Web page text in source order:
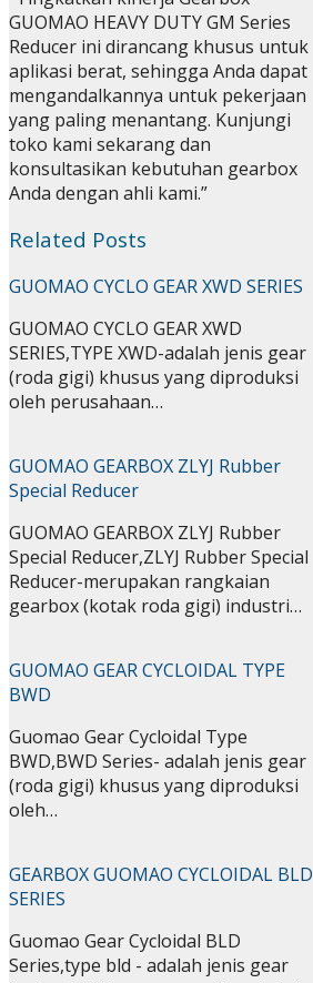
GUOMAO HEAVY DUTY GM Series
Reducer ini dirancang khusus untuk
aplikasi berat, sehingga Anda dapat
mengandalkannya untuk pekerjaan
yang paling menantang. Kunjungi
toko kami sekarang dan
konsultasikan kebutuhan gearbox
Anda dengan ahli kami.”
Related Posts
GUOMAO CYCLO GEAR XWD SERIES
GUOMAO CYCLO GEAR XWD
SERIES,TYPE XWD-adalah jenis gear
(roda gigi) khusus yang diproduksi
oleh perusahaan…
GUOMAO GEARBOX ZLYJ Rubber
Special Reducer
GUOMAO GEARBOX ZLYJ Rubber
Special Reducer,ZLYJ Rubber Special
Reducer-merupakan rangkaian
gearbox (kotak roda gigi) industri…
GUOMAO GEAR CYCLOIDAL TYPE
BWD
Guomao Gear Cycloidal Type
BWD,BWD Series- adalah jenis gear
(roda gigi) khusus yang diproduksi
oleh…
GEARBOX GUOMAO CYCLOIDAL BLD
SERIES
Guomao Gear Cycloidal BLD
Series,type bld - adalah jenis gear